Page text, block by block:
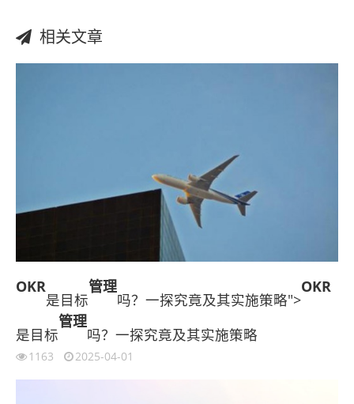
相关文章
OKR
是目标
管理
吗？一探究竟及其实施策略">
OKR
是目标
管理
吗？一探究竟及其实施策略
1163 2025-04-01